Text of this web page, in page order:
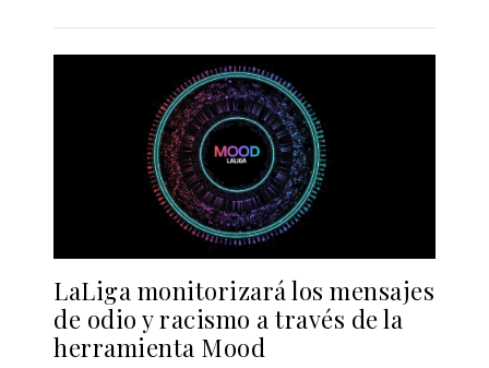
LaLiga monitorizará los mensajes
de odio y racismo a través de la
herramienta Mood